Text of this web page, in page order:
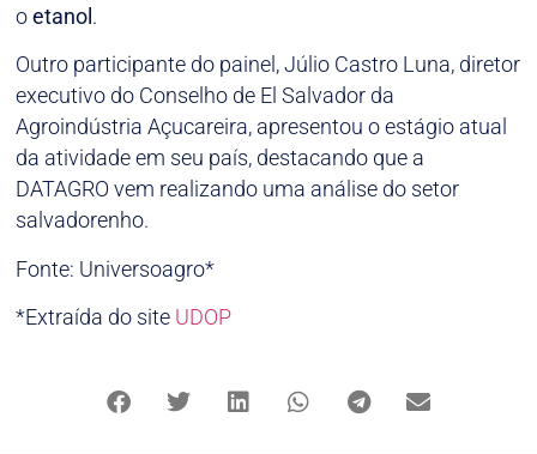
oetanol .
Outro participante do painel, Júlio Castro Luna, diretor
executivo do Conselho de El Salvador da
Agroindústria Açucareira, apresentou o estágio atual
da atividade em seu país, destacando que a
DATAGRO vem realizando uma análise do setor
salvadorenho.
Fonte: Universoagro*
*Extraída do site UDOP